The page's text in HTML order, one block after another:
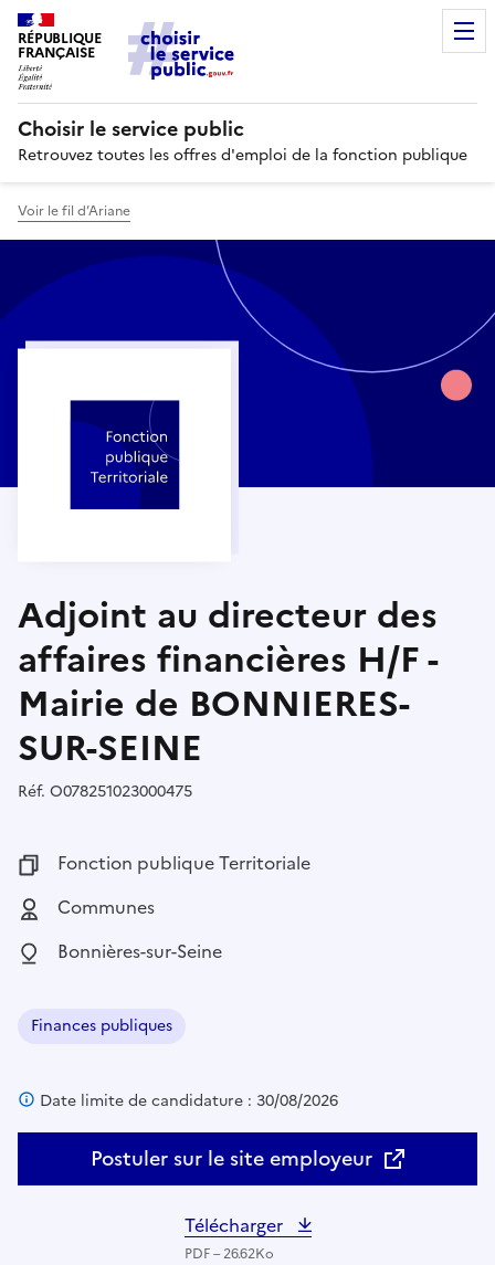
RÉPUBLIQUE
FRANÇAISE
Choisir le service public
Retrouvez toutes les offres d'emploi de la fonction publique
Voir le fil d’Ariane
Adjoint au directeur des
affaires financières H/F -
Mairie de BONNIERES-
SUR-SEINE
Réf. Référence :
O078251023000475
Fonction publique :
Fonction publique Territoriale
Employeur :
Communes
Localisation :
Bonnières-sur-Seine
Domaine :
Finances publiques
Postuler sur le site employeur
Date limite de candidature : 30/08/2026
Télécharger
PDF – 26.62Ko